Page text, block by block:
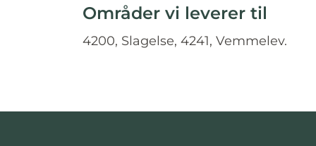
Områder vi leverer til
4200, Slagelse, 4241, Vemmelev.